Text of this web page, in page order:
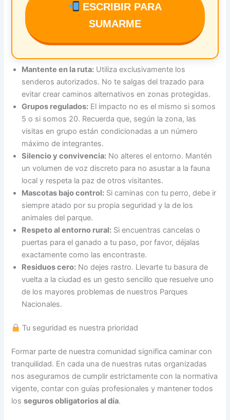
ESCRIBIR PARA
SUMARME
Mantente en la ruta: Utiliza exclusivamente los
senderos autorizados. No te salgas del trazado para
evitar crear caminos alternativos en zonas protegidas.
Grupos regulados: El impacto no es el mismo si somos
5 o si somos 20. Recuerda que, según la zona, las
visitas en grupo están condicionadas a un número
máximo de integrantes.
Silencio y convivencia: No alteres el entorno. Mantén
un volumen de voz discreto para no asustar a la fauna
local y respeta la paz de otros visitantes.
Mascotas bajo control: Si caminas con tu perro, debe ir
siempre atado por su propia seguridad y la de los
animales del parque.
Respeto al entorno rural: Si encuentras cancelas o
puertas para el ganado a tu paso, por favor, déjalas
exactamente como las encontraste.
Residuos cero: No dejes rastro. Llevarte tu basura de
vuelta a la ciudad es un gesto sencillo que resuelve uno
de los mayores problemas de nuestros Parques
Nacionales.
Tu seguridad es nuestra prioridad
Formar parte de nuestra comunidad significa caminar con
tranquilidad. En cada una de nuestras rutas organizadas
nos aseguramos de cumplir estrictamente con la normativa
vigente, contar con guías profesionales y mantener todos
losseguros obligatorios al día.